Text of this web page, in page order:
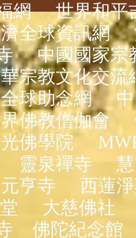
網
世界和平
全球資訊網
中國國家宗
宗教文化交流
全球助念網
佛教僧伽會
佛學院
靈泉禪寺
元亨寺
西蓮
大慈佛社
佛陀紀念館